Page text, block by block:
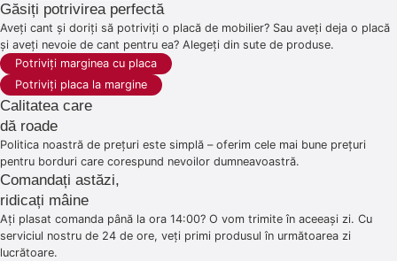
Găsiți potrivirea perfectă
Aveți cant și doriți să potriviți o placă de mobilier? Sau aveți deja o placă
și aveți nevoie de cant pentru ea? Alegeți din sute de produse.
Potriviți marginea cu placa
Potriviți placa la margine
Calitatea care
dă roade
Politica noastră de prețuri este simplă – oferim cele mai bune prețuri
pentru borduri care corespund nevoilor dumneavoastră.
Comandați astăzi,
ridicați mâine
Ați plasat comanda până la ora 14:00? O vom trimite în aceeași zi. Cu
serviciul nostru de 24 de ore, veți primi produsul în următoarea zi
lucrătoare.